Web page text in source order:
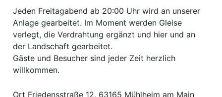
Jeden Freitagabend ab 20:00 Uhr wird an unserer
Anlage gearbeitet. Im Moment werden Gleise
verlegt, die Verdrahtung ergänzt und hier und an
der Landschaft gearbeitet.
Gäste und Besucher sind jeder Zeit herzlich
willkommen.
Ort Friedensstraße 12, 63165 Mühlheim am Main